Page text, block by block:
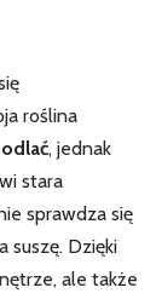
roślina
, ‍jednak
stara
sprawdza się
suszę. Dzięki
ale także⁤